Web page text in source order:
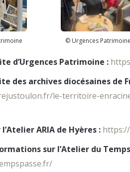
© Urgences Patrimoine
d’Urgences Patrimoine :
des archives diocésaines de
le-territoire-
ARIA de Hyères :
sur l’Atelier du